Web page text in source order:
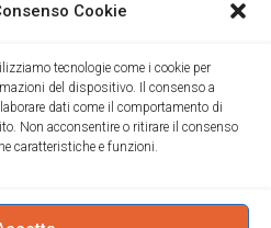
Cookie
tecnologie come i cookie per
del dispositivo. Il consenso a
dati come il comportamento di
Non acconsentire o ritirare il consenso
caratteristiche e funzioni.
de' Paoli-Diocesi
Trieste
Feltre, 11 (chiesa)